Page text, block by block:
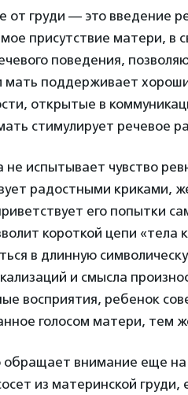
от груди — это введение
присутствие матери, в
поведения,
мать поддерживает
открытые в
стимулирует речевое
не испытывает чувство
радостными криками,
его попытки
короткой цепи
в длинную
и смысла
восприятия, ребенок
голосом матери, тем
обращает внимание еще
из материнской